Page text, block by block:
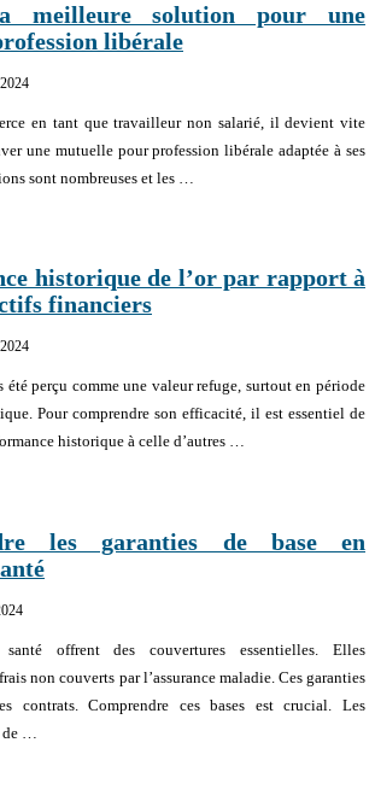
meilleure solution pour une
libérale
en tant que travailleur non salarié, il devient vite
une mutuelle pour profession libérale adaptée à ses
sont nombreuses et les …
historique de l’or par rapport à
financiers
été perçu comme une valeur refuge, surtout en période
Pour comprendre son efficacité, il est essentiel de
historique à celle d’autres …
les garanties de base en
offrent des couvertures essentielles. Elles
non couverts par l’assurance maladie. Ces garanties
contrats. Comprendre ces bases est crucial. Les
…